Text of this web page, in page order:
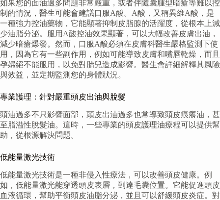
如果您的面油過多問題非常嚴重，或者伴隨囊腫型暗瘡等難以控
制的情況，醫生可能會建議口服A酸。A酸，又稱異維A酸，是
一種強力控油藥物，它能顯著抑制皮脂腺的活躍度，從根本上減
少油脂分泌。服用A酸控油效果顯著，可以大幅改善皮膚出油，
減少暗瘡爆發。然而，口服A酸必須在皮膚科醫生嚴格監測下使
用，因為它有一些副作用，例如可能導致皮膚和嘴唇乾燥，而且
孕婦絕不能服用，以免對胎兒造成影響。醫生會詳細解釋其風險
與效益，並定期監測您的身體狀況。
專業護理：針對嚴重頭皮出油與脫髮
頭油過多不只影響面部，頭皮出油過多也常導致頭皮痕癢油，甚
至脂溢性脫髮油。這時，一些專業的頭皮護理油療程可以提供幫
助，從根源解決問題。
低能量激光技術
低能量激光技術是一種非侵入性療法，可以改善頭皮健康。例
如，低能量激光能穿透頭皮表層，到達毛囊位置。它能促進頭皮
血液循環，幫助平衡頭皮油脂分泌，並且可以舒緩頭皮炎症。對